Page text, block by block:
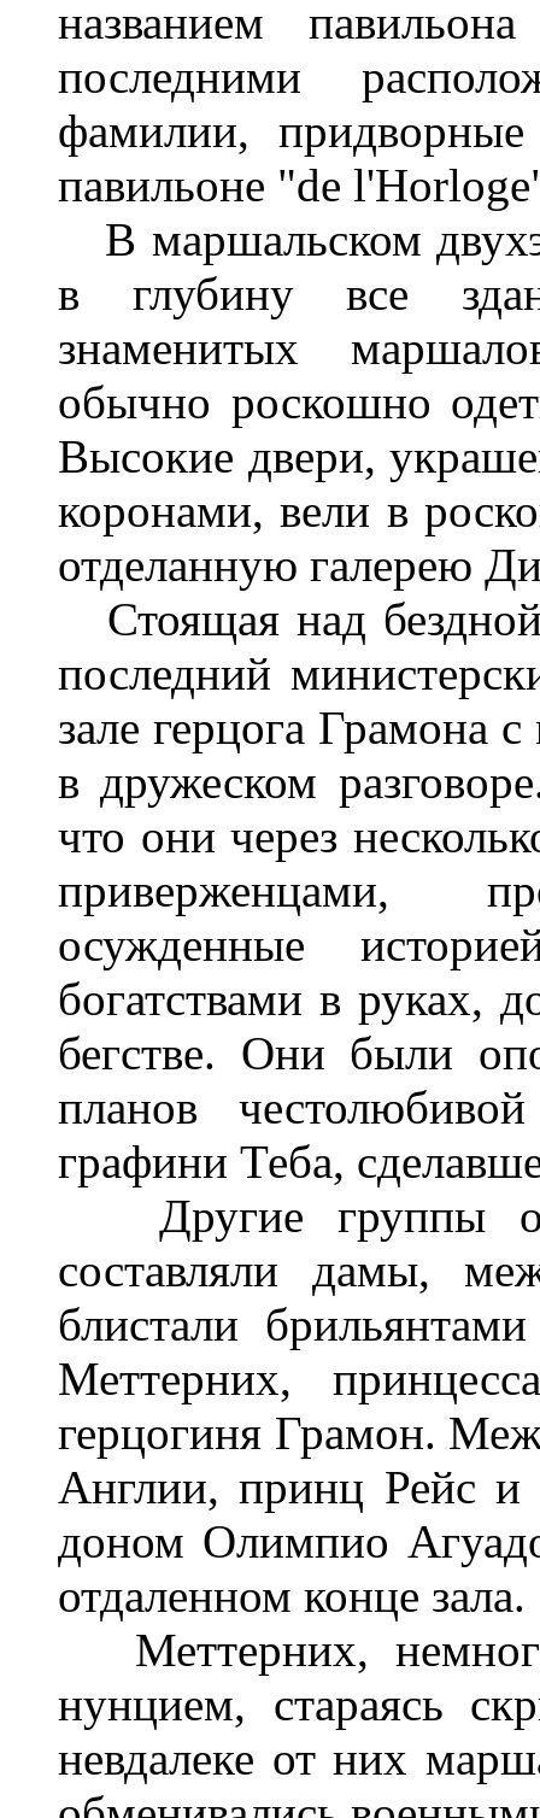
названием
последними
фамилии,
павильоне "de
В маршальском
в глубину все
знаменитых
обычно роскошно
Высокие двери,
коронами, вели в
отделанную галерею
Стоящая над
последний
зале герцога Грамона
в дружеском
что они через
приверженцами,
осужденные
богатствами в руках,
бегстве. Они были
планов
графини Теба,
Другие группы
составляли дамы,
блистали
Меттерних,
герцогиня Грамон.
Англии, принц Рейс и
доном Олимпио
отдаленном конце зала.
Меттерних,
нунцием, стараясь
невдалеке от них